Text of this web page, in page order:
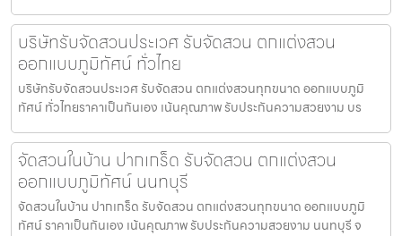
บริษัทรับจัดสวนประเวศ รับจัดสวน ตกแต่งสวน
ออกแบบภูมิทัศน์ ทั่วไทย
บริษัทรับจัดสวนประเวศ รับจัดสวน ตกแต่งสวนทุกขนาด ออกแบบภูมิ
ทัศน์ ทั่วไทยราคาเป็นกันเอง เน้นคุณภาพ รับประกันความสวยงาม บร
จัดสวนในบ้าน ปากเกร็ด รับจัดสวน ตกแต่งสวน
ออกแบบภูมิทัศน์ นนทบุรี
จัดสวนในบ้าน ปากเกร็ด รับจัดสวน ตกแต่งสวนทุกขนาด ออกแบบภูมิ
ทัศน์ ราคาเป็นกันเอง เน้นคุณภาพ รับประกันความสวยงาม นนทบุรี จ